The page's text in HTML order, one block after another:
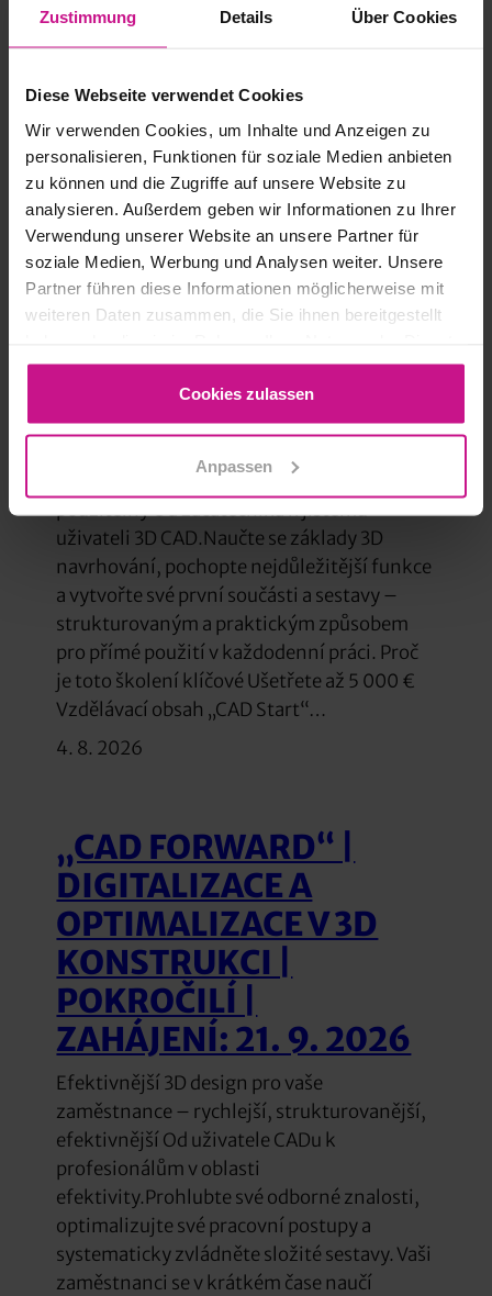
Zustimmung Details Über Cookies
Diese Webseite verwendet Cookies
Wir verwenden Cookies, um Inhalte und Anzeigen zu
personalisieren, Funktionen für soziale Medien anbieten
zu können und die Zugriffe auf unsere Website zu
analysieren. Außerdem geben wir Informationen zu Ihrer
Verwendung unserer Website an unsere Partner für
soziale Medien, Werbung und Analysen weiter. Unsere
Partner führen diese Informationen möglicherweise mit
weiteren Daten zusammen, die Sie ihnen bereitgestellt
gesammelt haben.
Cookies zulassen
Anpassen
za krokem se naučíte, jak efektivně a
profesionálně vytvářet digitální výkresy.
„CAD START 3D“ |
ZÁKLADY DIGITÁLNÍHO
ZPRACOVÁNÍ POMOCÍ
3D-CAD SYSTÉMŮ |
ZÁKLADNÍ KURZ |
ZAČÁTEK: 21.09.26
srozumitelný, praktický, okamžitě
použitelný Od začátečníka k jistému
uživateli 3D CAD.Naučte se základy 3D
navrhování, pochopte nejdůležitější funkce
a vytvořte své první součásti a sestavy –
strukturovaným a praktickým způsobem
pro přímé použití v každodenní práci. Proč
je toto školení klíčové Ušetřete až 5 000 €
Vzdělávací obsah „CAD Start“…
4. 8. 2026
„CAD FORWARD“ |
DIGITALIZACE A
OPTIMALIZACE V 3D
KONSTRUKCI |
POKROČILÍ |
ZAHÁJENÍ: 21. 9. 2026
Efektivnější 3D design pro vaše
zaměstnance – rychlejší, strukturovanější,
efektivnější Od uživatele CADu k
profesionálům v oblasti
efektivity.Prohlubte své odborné znalosti,
optimalizujte své pracovní postupy a
systematicky zvládněte složité sestavy. Vaši
zaměstnanci se v krátkém čase naučí